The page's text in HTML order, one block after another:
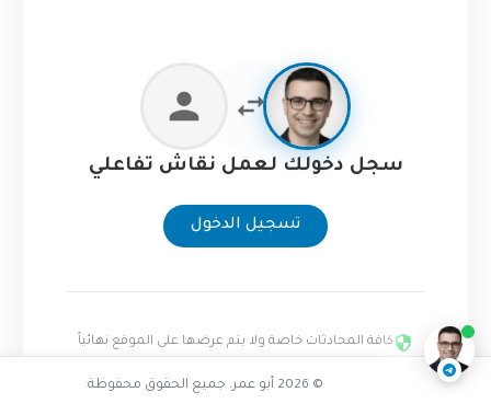
سجل دخولك لعمل نقاش تفاعلي
تسجيل الدخول
كافة المحادثات خاصة ولا يتم عرضها على الموقع نهائياً
تفاعل مع الذكاء الاصطناعي
© 2026 أبو عمر. جميع الحقوق محفوظة.